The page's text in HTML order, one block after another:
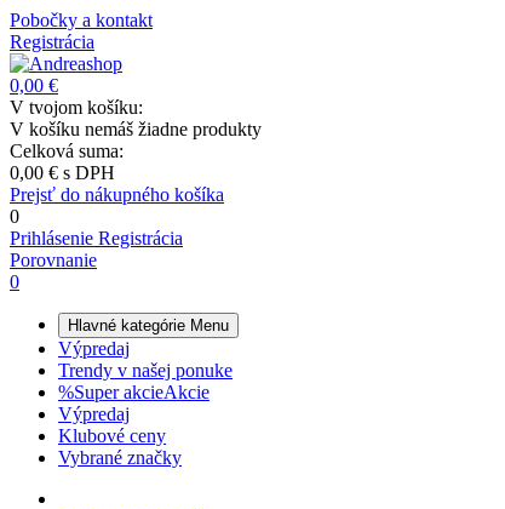
Pobočky a kontakt
Registrácia
0,00 €
V tvojom košíku:
V košíku nemáš žiadne produkty
Celková suma:
0,00 € s DPH
Prejsť do nákupného košíka
0
Prihlásenie Registrácia
Porovnanie
0
Hlavné kategórie Menu
Výpredaj
Trendy v našej ponuke
%Super akcieAkcie
Výpredaj
Klubové ceny
Vybrané značky